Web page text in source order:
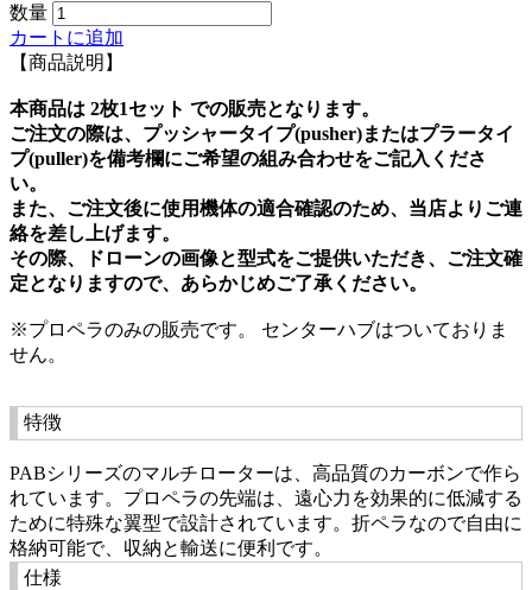
数量
カートに追加
【商品説明】
本商品は 2枚1セット での販売となります。
ご注文の際は、プッシャータイプ(pusher)またはプラータイ
プ(puller)を備考欄にご希望の組み合わせをご記入くださ
い。
また、ご注文後に使用機体の適合確認のため、当店よりご連
絡を差し上げます。
その際、ドローンの画像と型式をご提供いただき、ご注文確
定となりますので、あらかじめご了承ください。
※プロペラのみの販売です。 センターハブはついておりま
せん。
特徴
PABシリーズのマルチローターは、高品質のカーボンで作ら
れています。プロペラの先端は、遠心力を効果的に低減する
ために特殊な翼型で設計されています。折ペラなので自由に
格納可能で、収納と輸送に便利です。
仕様